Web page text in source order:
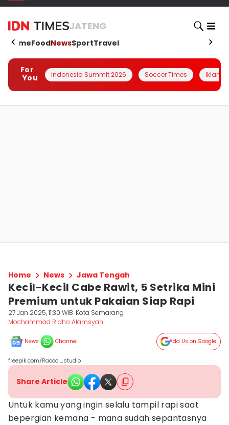
JATENG
HomeFoodNewsSportTravel
For
You
Indonesia Summit 2026 Soccer Times Iklanin
Home News Jawa Tengah
Kecil-Kecil Cabe Rawit, 5 Setrika Mini
Premium untuk Pakaian Siap Rapi
27 Jan 2025, 11:30 WIB Kota Semarang
Mochammad Ridho Alamsyah
News Channel Add Us on Google
freepik.com/Racool_studio
Share Article
Untuk kamu yang ingin selalu tampil rapi saat
bepergian kemana - mana sudah sepantasnya